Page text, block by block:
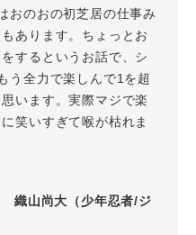
おのおの初芝居の仕事み
あります。ちょっとお
するというお話で、シ
う全力で楽しんで1を超
います。実際マジで楽
笑いすぎて喉が枯れま
織山尚大（少年忍者/ジ